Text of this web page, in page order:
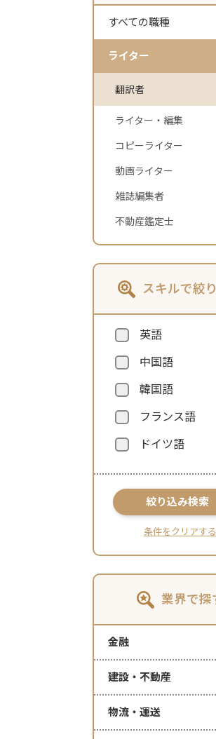
すべての職種
ライター
翻訳者
ライター・編集
コピーライター
動画ライター
雑誌編集者
不動産鑑定士
スキルで絞
英語
中国語
韓国語
フランス語
ドイツ語
絞り込み検索
条件をクリアする
業界で探
金融
建設・不動産
物流・運送